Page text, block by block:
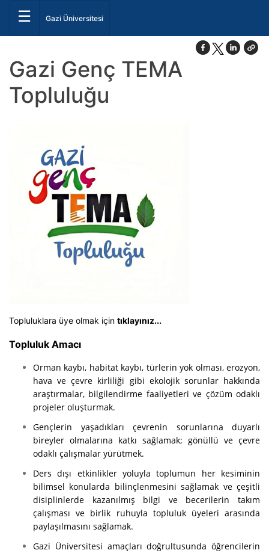
☰ Gazi Üniversitesi
Gazi Genç TEMA
Topluluğu
Topluluklara üye olmak için tıklayınız...
Topluluk Amacı
Orman kaybı, habitat kaybı, türlerin yok olması, erozyon,
hava ve çevre kirliliği gibi ekolojik sorunlar hakkında
araştırmalar, bilgilendirme faaliyetleri ve çözüm odaklı
projeler oluşturmak.
Gençlerin yaşadıkları çevrenin sorunlarına duyarlı
bireyler olmalarına katkı sağlamak; gönüllü ve çevre
odaklı çalışmalar yürütmek.
Ders dışı etkinlikler yoluyla toplumun her kesiminin
bilimsel konularda bilinçlenmesini sağlamak ve çeşitli
disiplinlerde kazanılmış bilgi ve becerilerin takım
çalışması ve birlik ruhuyla topluluk üyeleri arasında
paylaşılmasını sağlamak.
Gazi Üniversitesi amaçları doğrultusunda öğrencilerin